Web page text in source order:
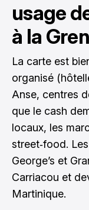
usage
à la
La carte est
organisé
Anse, centres
que le cash
locaux, les
street‑food.
George’s et
Carriacou et
Martinique.